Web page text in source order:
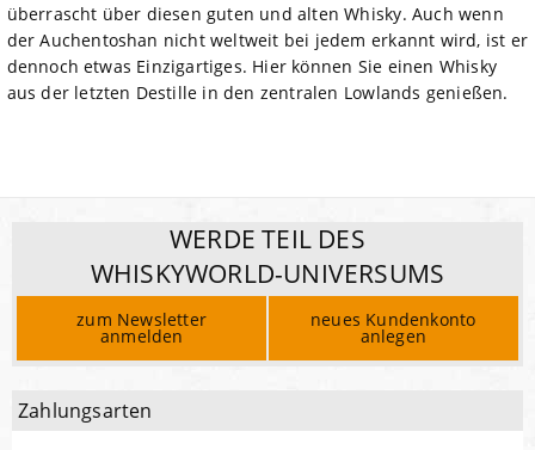
überrascht über diesen guten und alten Whisky. Auch wenn
der Auchentoshan nicht weltweit bei jedem erkannt wird, ist er
dennoch etwas Einzigartiges. Hier können Sie einen Whisky
aus der letzten Destille in den zentralen Lowlands genießen.
WERDE TEIL DES
WHISKYWORLD-UNIVERSUMS
zum Newsletter
anmelden
neues Kundenkonto
anlegen
Zahlungsarten